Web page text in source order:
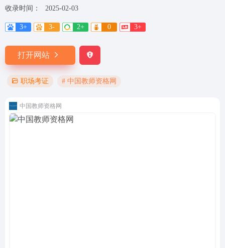
收录时间：
2025-02-03
3+ 3- 2+ 0 3+
打开网站
职场考证 # 中国教师资格网
中国教师资格网